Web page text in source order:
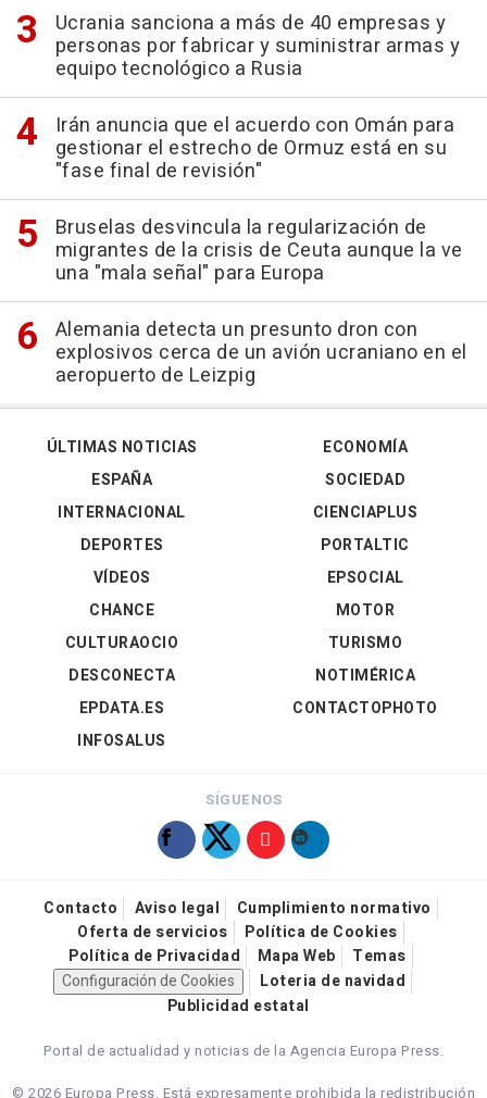
Ucrania sanciona a más de 40 empresas y
personas por fabricar y suministrar armas y
equipo tecnológico a Rusia
Irán anuncia que el acuerdo con Omán para
gestionar el estrecho de Ormuz está en su
"fase final de revisión"
Bruselas desvincula la regularización de
migrantes de la crisis de Ceuta aunque la ve
una "mala señal" para Europa
Alemania detecta un presunto dron con
explosivos cerca de un avión ucraniano en el
aeropuerto de Leizpig
ÚLTIMAS NOTICIAS
ESPAÑA
INTERNACIONAL
DEPORTES
VÍDEOS
ECONOMÍA
SOCIEDAD
CIENCIAPLUS
PORTALTIC
EPSOCIAL
CHANCE
CULTURAOCIO
DESCONECTA
EPDATA.ES
INFOSALUS
MOTOR
TURISMO
NOTIMÉRICA
CONTACTOPHOTO
SÍGUENOS
Contacto Aviso legal
Cumplimiento normativo
Oferta de servicios
Política de Cookies
Política de Privacidad
Mapa Web
Temas
Configuración de Cookies
Loteria de navidad
Publicidad estatal
Portal de actualidad y noticias de la Agencia Europa Press.
© 2026 Europa Press. Está expresamente prohibida la redistribución